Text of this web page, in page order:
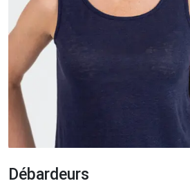
Débardeurs